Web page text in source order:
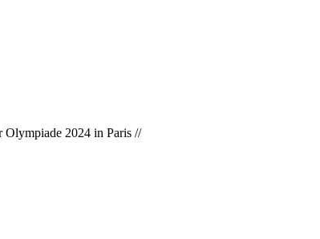
Olympiade 2024 in Paris //